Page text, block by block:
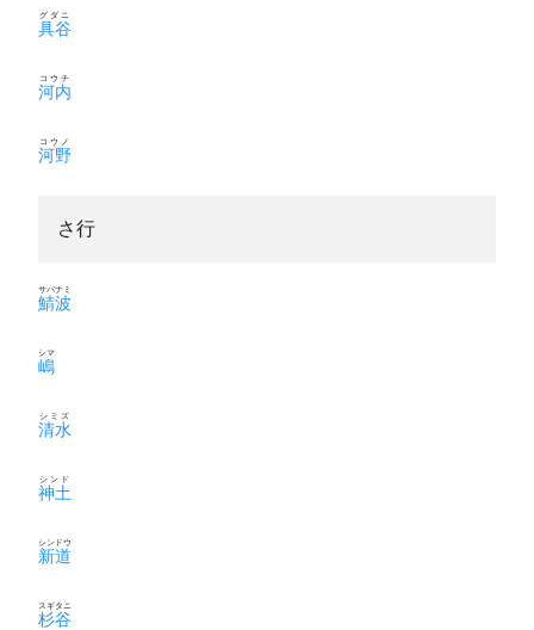
具谷
グダニ
河内
コウチ
河野
コウノ
さ行
鯖波
サバナミ
嶋
シマ
清水
シミズ
神土
シンド
新道
シンドウ
杉谷
スギタニ